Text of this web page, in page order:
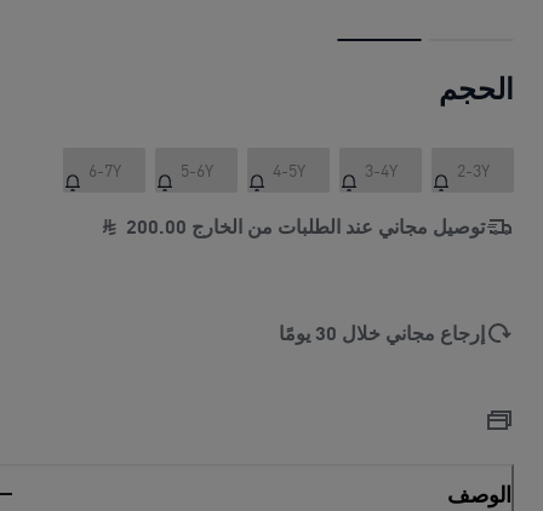
الحجم
2-3Y
3-4Y
4-5Y
5-6Y
6-7Y
توصيل مجاني عند الطلبات من الخارج 200.00
إرجاع مجاني خلال 30 يومًا
الوصف